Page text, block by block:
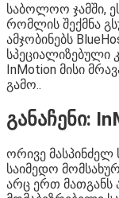
საბოლოო ჯამში,
რომლის შექმნა
ამჯობინებს
სპეციალიზებული
InMotion მისი
გამო..
განაჩენი:
ორივე მასპინძელ
საიმედო
არც ერთ მათგანს